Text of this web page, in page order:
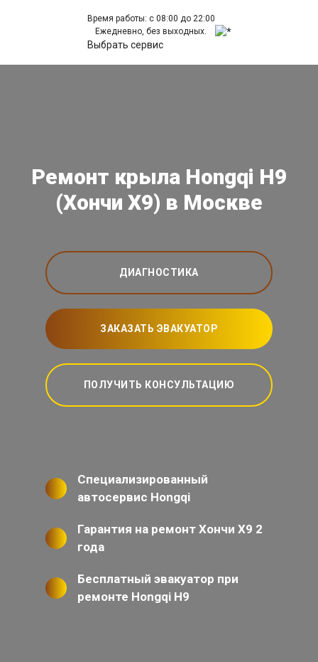
Время работы: с 08:00 до 22:00
Ежедневно, без выходных.
Выбрать сервис
Ремонт крыла Hongqi H9
(Хончи Х9) в Москве
ДИАГНОСТИКА
ЗАКАЗАТЬ ЭВАКУАТОР
ПОЛУЧИТЬ КОНСУЛЬТАЦИЮ
Специализированный
автосервис Hongqi
Гарантия на ремонт Хончи Х9 2
года
Бесплатный эвакуатор при
ремонте Hongqi H9